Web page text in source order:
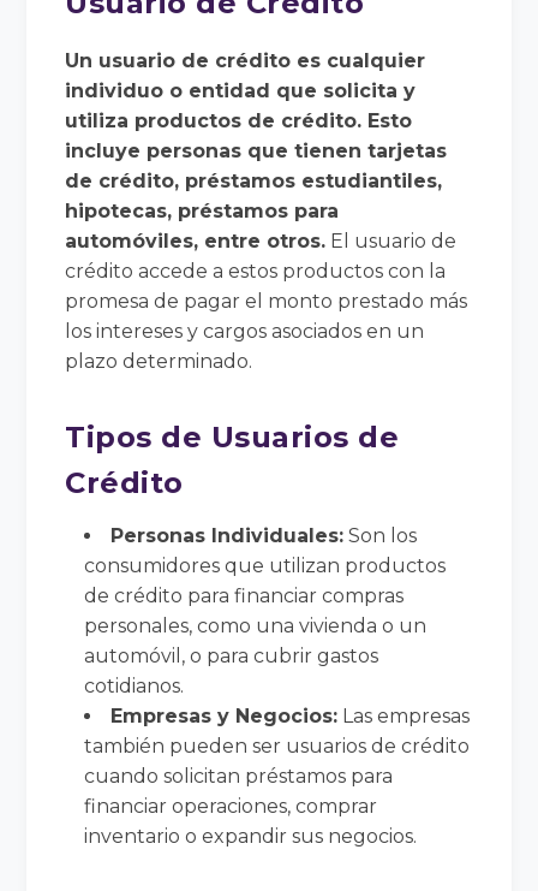
Un usuario de crédito es cualquier
individuo o entidad que solicita y
utiliza productos de crédito. Esto
incluye personas que tienen tarjetas
de crédito, préstamos estudiantiles,
hipotecas, préstamos para
automóviles, entre otros. El usuario de
crédito accede a estos productos con la
promesa de pagar el monto prestado más
los intereses y cargos asociados en un
plazo determinado.
Tipos de Usuarios de
Crédito
Personas Individuales: Son los
consumidores que utilizan productos
de crédito para financiar compras
personales, como una vivienda o un
automóvil, o para cubrir gastos
cotidianos.
Empresas y Negocios: Las empresas
también pueden ser usuarios de crédito
cuando solicitan préstamos para
financiar operaciones, comprar
inventario o expandir sus negocios.